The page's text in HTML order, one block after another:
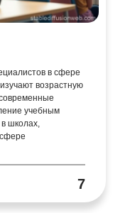
в сфере
возрастную
учебным
школах,
7